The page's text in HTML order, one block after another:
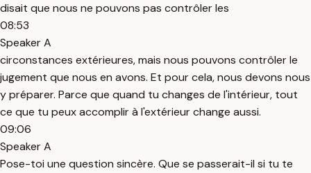
disait que nous ne pouvons pas contrôler les
08:53
Speaker A
circonstances extérieures, mais nous pouvons contrôler le
jugement que nous en avons. Et pour cela, nous devons nous
y préparer. Parce que quand tu changes de l'intérieur, tout
ce que tu peux accomplir à l'extérieur change aussi.
09:06
Speaker A
Pose-toi une question sincère. Que se passerait-il si tu te